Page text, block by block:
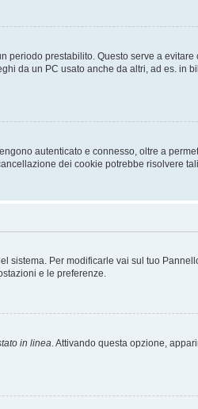
periodo prestabilito. Questo serve a
da un PC usato anche da altri, ad es. in
autenticato e connesso, oltre a
dei cookie potrebbe risolvere
sistema. Per modificarle vai sul tuo
e le preferenze.
in linea . Attivando questa opzione,